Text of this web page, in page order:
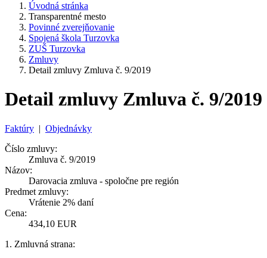
Úvodná stránka
Transparentné mesto
Povinné zverejňovanie
Spojená škola Turzovka
ZUŠ Turzovka
Zmluvy
Detail zmluvy Zmluva č. 9/2019
Detail zmluvy Zmluva č. 9/2019
Faktúry | Objednávky
Číslo zmluvy:
Zmluva č. 9/2019
Názov:
Darovacia zmluva - spoločne pre región
Predmet zmluvy:
Vrátenie 2% daní
Cena:
434,10 EUR
1. Zmluvná strana: